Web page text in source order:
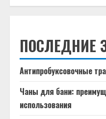
ПОСЛЕДНИЕ
Антипробуксовочные
Чаны для бани:
использования